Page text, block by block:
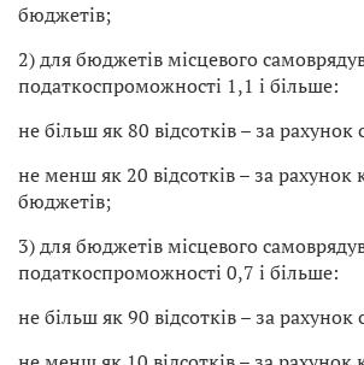
бюджетів;
2) для бюджетів місцевого
податкоспроможності 1,1 і більше:
не більш як 80 відсотків – за рахунок
не менш як 20 відсотків – за рахунок
бюджетів;
3) для бюджетів місцевого
податкоспроможності 0,7 і більше:
не більш як 90 відсотків – за рахунок